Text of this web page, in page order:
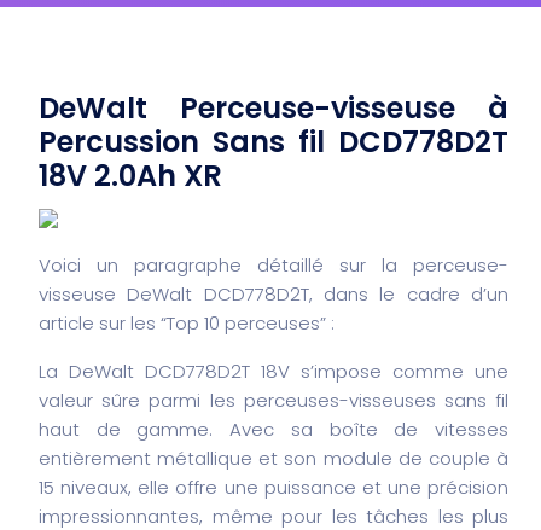
DeWalt Perceuse-visseuse à
Percussion Sans fil DCD778D2T
18V 2.0Ah XR
Voici un paragraphe détaillé sur la perceuse-
visseuse DeWalt DCD778D2T, dans le cadre d’un
article sur les “Top 10 perceuses” :
La DeWalt DCD778D2T 18V s’impose comme une
valeur sûre parmi les perceuses-visseuses sans fil
haut de gamme. Avec sa boîte de vitesses
entièrement métallique et son module de couple à
15 niveaux, elle offre une puissance et une précision
impressionnantes, même pour les tâches les plus